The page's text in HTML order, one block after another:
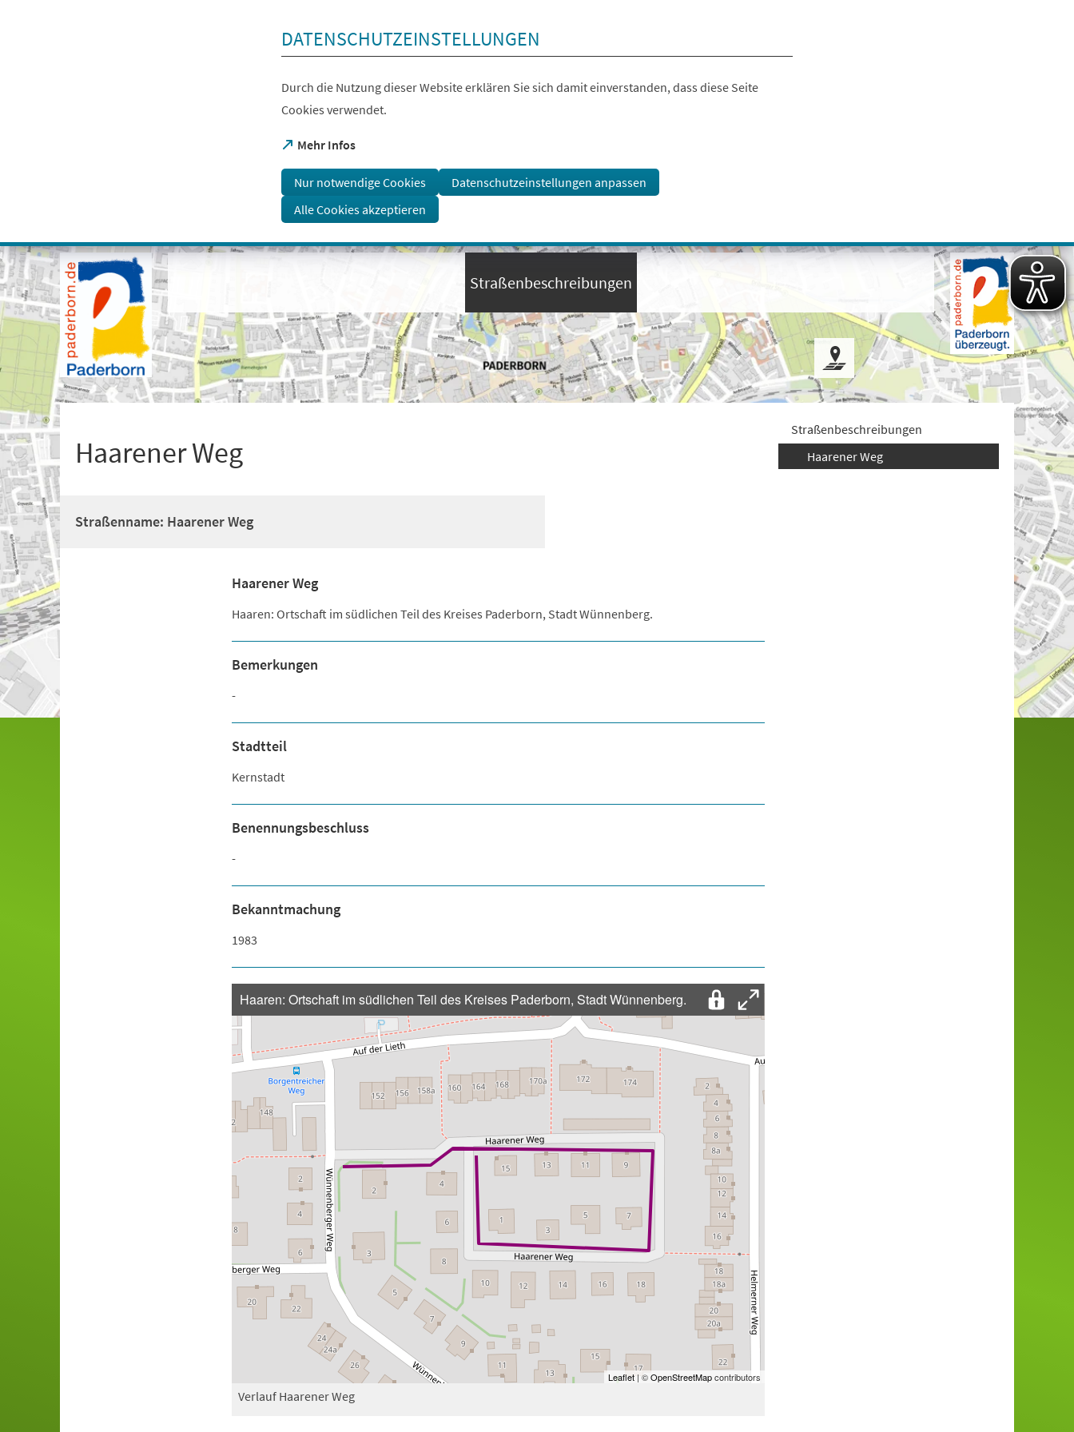
Visuelle
Assistenzsoftware
öffnen.
Mit
der
Tastatur
erreichbar
über
+
DATENSCHUTZEINSTELLUNGEN
Durch die Nutzung dieser Website erklären Sie sich damit einverstanden, dass diese Seite
Cookies verwendet.
Mehr Infos
(Öffnet
einem
neuen
Tab)
Nur notwendige Cookies
Datenschutzeinstellungen anpassen
Alle Cookies akzeptieren
Straßenbeschreibungen
Haarener Weg
Straßenname: Haarener Weg
Haarener Weg
Haaren: Ortschaft im südlichen Teil des Kreises Paderborn, Stadt Wünnenberg.
Bemerkungen
-
Stadtteil
Kernstadt
Benennungsbeschluss
-
Bekanntmachung
1983
Leaflet| ©OpenStreetMapcontributors
Haaren: Ortschaft im südlichen Teil des Kreises Paderborn, Stadt Wünnenberg.
Verlauf Haarener Weg
Straßenbeschreibungen
Haarener Weg